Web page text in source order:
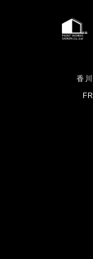
香